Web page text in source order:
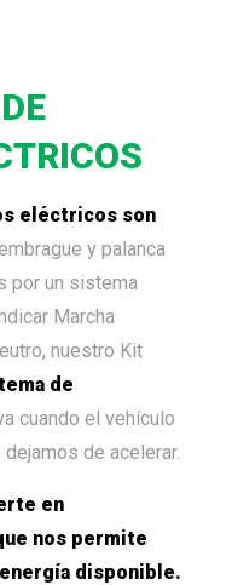
eléctricos son
y palanca
por un sistema
Marcha
nuestro Kit
de
cuando el vehículo
de acelerar.
en
nos permite
disponible.